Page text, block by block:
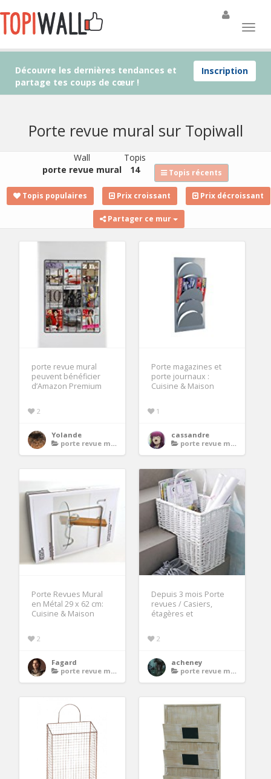
Inscription
Découvre les dernières tendances et
partage tes coups de cœur !
Porte revue mural sur Topiwall
Wall
porte revue mural
Topis
14
Topis récents
Topis populaires Prix croissant Prix décroissant
Partager ce mur
porte revue mural
peuvent bénéficier
d’Amazon Premium
2
Yolande
porte revue mural
Porte magazines et
porte journaux :
Cuisine & Maison
1
cassandre
porte revue mural
Porte Revues Mural
en Métal 29 x 62 cm:
Cuisine & Maison
2
Fagard
porte revue mural
Depuis 3 mois Porte
revues / Casiers,
étagères et
2
acheney
porte revue mural